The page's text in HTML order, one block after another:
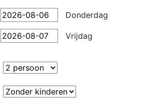
Donderdag
Vrijdag